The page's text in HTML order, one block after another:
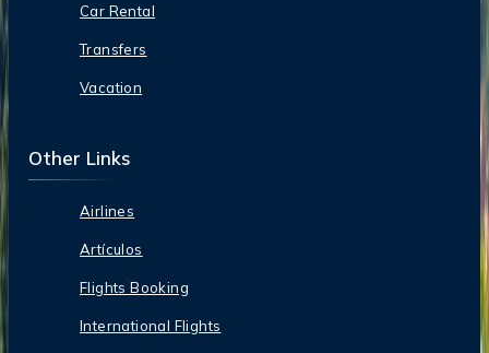
Car Rental
Transfers
Vacation
Other Links
Airlines
Artículos
Flights Booking
International Flights